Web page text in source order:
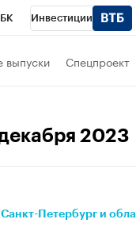
Инвестиции
Кредитные рейтинги
выпуски Спецпроект
2023
Санкт-Петербург и